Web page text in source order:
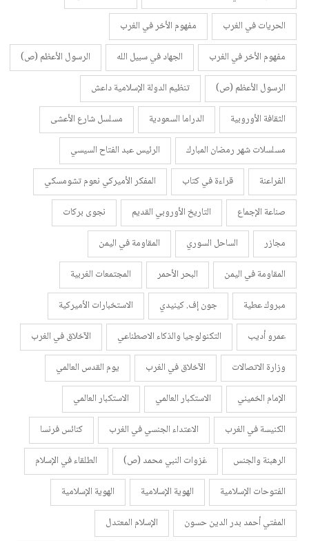
الحريات في الغرب
مفهوم الأخر في الغرب
مفهوم الأخر في الغرب
الجهاد في سبيل الله
الرسول الأعظم (ص)
الرسول الأعظم (ص)
تنظيم الدولة الإسلامية داعش
الثقافة الأوروبية
الدراما السعودية
مسلسل شارع الأعشى
مسلسلات شهر رمضان المبارك
الرئيس عبد الفتاح السيسي
الفراعنة
قراءة في كتاب
المفكر الأميركي نعوم تشومسكي
صناعة الإجماع
التاريخ الأوروبي القديم
نجوى بركات
مجازر
الساحل السوري
المقاومة في اليمن
المقاومة في اليمن
البحر الأحمر
المجتمعات الغربية
مبروك عطية
جون إف. كينيدي
الاستخبارات الأميركية
عمرو أديب
التكنولوجيا والذكاء الاصطناعي
الآخلاق في الغرب
وزارة الاتصالات
الآخلاق في الغرب
يوم القدس العالمي
الإمام الخميني
الاستكبار العالمي
الاستكبار العالمي
الكنيسة في الغرب
الاعتداء الجنسي في الغرب
كنائس فرنسا
الرهبنة والجنس
غزوات النبي محمد (ص)
الطلقاء في الإسلام
الفتوحات الإسلامية
الهوية الإسلامية
الهوية الإسلامية
المفتي أحمد بدر الدين حسون
الإسلام المعتدل